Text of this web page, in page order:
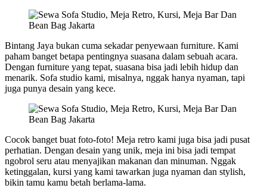
Bintang Jaya bukan cuma sekadar penyewaan furniture. Kami
paham banget betapa pentingnya suasana dalam sebuah acara.
Dengan furniture yang tepat, suasana bisa jadi lebih hidup dan
menarik. Sofa studio kami, misalnya, nggak hanya nyaman, tapi
juga punya desain yang kece.
Cocok banget buat foto-foto! Meja retro kami juga bisa jadi pusat
perhatian. Dengan desain yang unik, meja ini bisa jadi tempat
ngobrol seru atau menyajikan makanan dan minuman. Nggak
ketinggalan, kursi yang kami tawarkan juga nyaman dan stylish,
bikin tamu kamu betah berlama-lama.